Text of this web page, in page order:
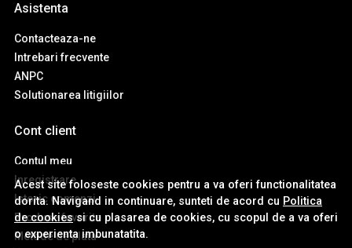
Acest site foloseste cookies pentru a va oferi functionalitatea
dorita. Navigand in continuare, sunteti de acord cu Politica
de cookiessi cu plasarea de cookies, cu scopul de a va oferi
o experienta imbunatatita.
Asistenta
Contacteaza-ne
Intrebari frecvente
ANPC
Solutionarea litigiilor
Cont client
Contul meu
Inregistrare
Istoric comenzi
Produse favorite
Metode de plata